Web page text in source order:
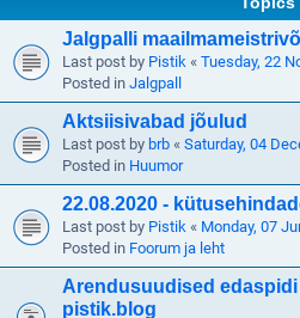
Jalgpalli
Last post by Pistik « Tuesday, 22
Posted in Jalgpall
Aktsiisivabad jõulud
Last post by brb « Saturday, 04
Posted in Huumor
22.08.2020 -
Last post by Pistik « Monday, 07
Posted in Foorum ja leht
Arendusuudised
pistik.blog